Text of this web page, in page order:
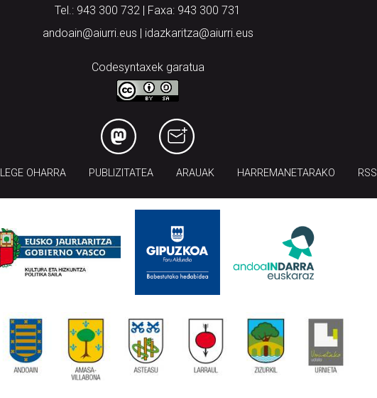
Tel.: 943 300 732 | Faxa: 943 300 731
andoain@aiurri.eus | idazkaritza@aiurri.eus
Codesyntaxek garatua
LEGE OHARRA PUBLIZITATEA ARAUAK HARREMANETARAKO RSS